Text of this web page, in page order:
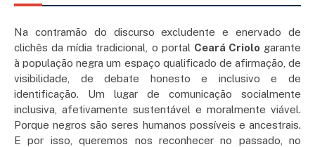
Na contramão do discurso excludente e enervado de
clichês da mídia tradicional, o portal Ceará Criolo garante
à população negra um espaço qualificado de afirmação, de
visibilidade, de debate honesto e inclusivo e de
identificação. Um lugar de comunicação socialmente
inclusiva, afetivamente sustentável e moralmente viável.
Porque negros são seres humanos possíveis e ancestrais.
E por isso, queremos nos reconhecer no passado, no